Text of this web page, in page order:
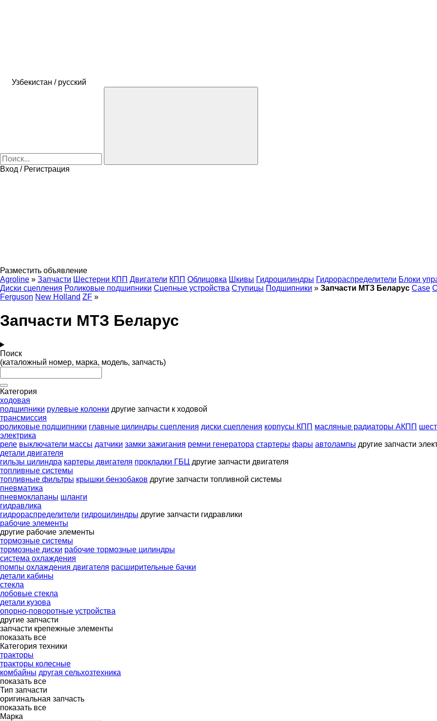
Узбекистан / русский
Вход / Регистрация
Разместить объявление
Agroline » Запчасти Шестерни КПП Двигатели КПП Облицовка Шкивы Гидроцилиндры Гидрораспределители Блоки
Диски сцепления Роликовые подшипники Сцепные устройства Ступицы Подшипники » Запчасти МТЗ Беларус Case
Ferguson New Holland ZF »
Запчасти МТЗ Беларус
Поиск
(каталожный номер, марка, модель, запчасть)
Категория
ходовая
подшипники рулевые колонки другие запчасти к ходовой
трансмиссия
роликовые подшипники главные цилиндры сцепления диски сцепления корпусы КПП масляные радиаторы АКПП
электрика
реле выключатели массы датчики замки зажигания ремни генератора стартеры фары автолампы другие запчасти
детали двигателя
гильзы цилиндра картеры двигателя прокладки ГБЦ другие запчасти двигателя
топливные системы
топливные фильтры крышки бензобаков другие запчасти топливной системы
пневматика
пневмоклапаны шланги
гидравлика
гидрораспределители гидроцилиндры другие запчасти гидравлики
рабочие элементы
другие рабочие элементы
тормозные системы
тормозные диски рабочие тормозные цилиндры
система охлаждения
помпы охлаждения двигателя расширительные бачки
детали кабины
стекла
лобовые стекла
детали кузова
опорно-поворотные устройства
другие запчасти
запчасти крепежные элементы
показать все
Категория техники
тракторы
тракторы колесные
комбайны другая сельхозтехника
показать все
Тип запчасти
оригинальная запчасть
показать все
Марка